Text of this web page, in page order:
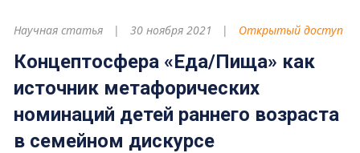
Научная статья 30 ноября 2021 Открытый доступ
Концептосфера «Еда/Пища» как
источник метафорических
номинаций детей раннего возраста
в семейном дискурсе